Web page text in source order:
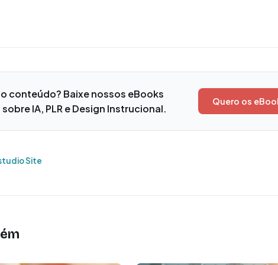
conteúdo? Baixe nossos eBooks
IA, PLR e Design Instrucional.
Quero os
Site